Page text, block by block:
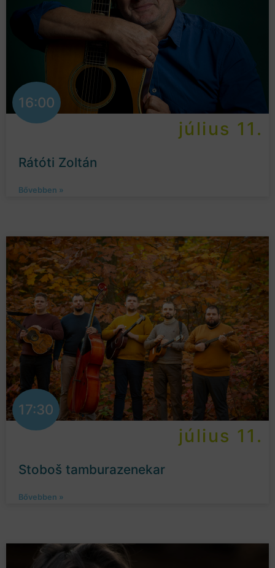
16:00
július 11.
Rátóti Zoltán
Bővebben »
17:30
július 11.
Stoboš tamburazenekar
Bővebben »